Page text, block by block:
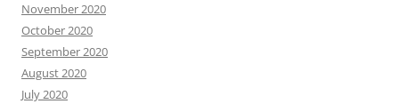
November 2020
October 2020
September 2020
August 2020
July 2020